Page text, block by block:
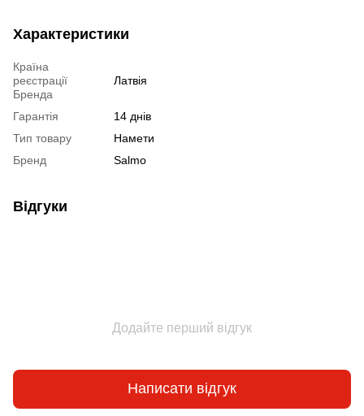
Характеристики
Країна
реєстрації
Бренда
Латвія
Гарантія
14 днів
Тип товару
Намети
Бренд
Salmo
Відгуки
Додайте перший відгук
Написати відгук